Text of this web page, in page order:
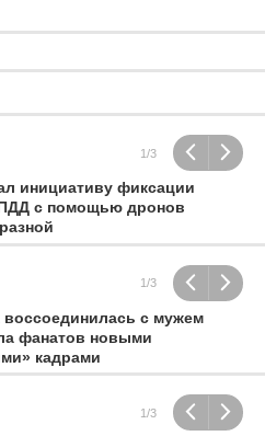
1/3
инициативу фиксации
с помощью дронов
1/3
воссоединилась с мужем
фанатов новыми
кадрами
1/3